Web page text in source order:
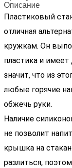
Описание
Пластиковый
отличная
кружкам. Он
пластика и
значит, что из
любые горячие
обжечь руки.
Наличие
не позволит
крышка на
разлиться,